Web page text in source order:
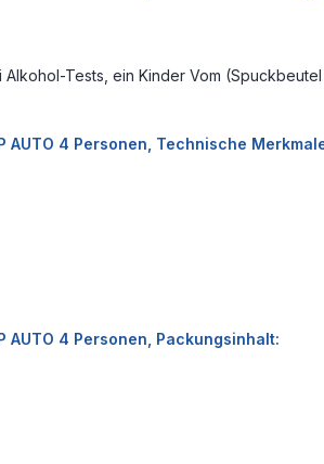
Tests, ein Kinder Vom (Spuckbeutel
AUTO 4 Personen, Technische
AUTO 4 Personen, Packungsinhalt: